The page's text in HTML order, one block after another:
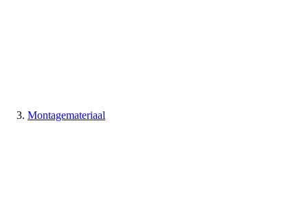
Montagemateriaal